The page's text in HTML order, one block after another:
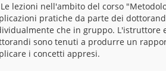
Le lezioni nell'ambito del corso
pratiche da parte dei
che in gruppo. L'istruttore
sono tenuti a produrre un
i concetti appresi.